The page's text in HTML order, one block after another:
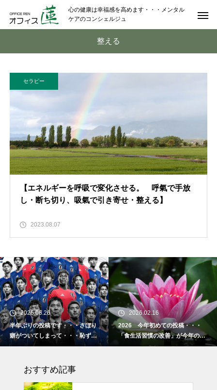
心の健康は幸福感を高めます・・・メンタル
ケアのコンシェルジュ
整える
セラピー
【エネルギーを呼吸で変化させる。 呼氣で手放
し・断ち切り、吸氣で引き寄せ・整える】
2023.08.07
2026.06.26
半年ぶりの投稿です・・・さぼり
癖がついてしまって・・・恥ずか
しぃ～ (〃ﾉωﾉ)
2026.02.16
2026 今年初めての投稿・・・
「食生活習慣の改善」が今年のテ
ーマです。
おすすめ記事